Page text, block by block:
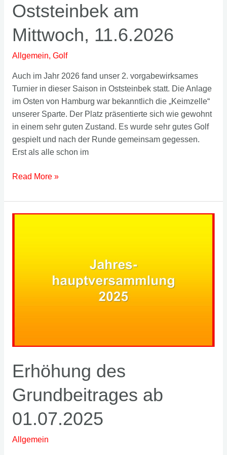
Oststeinbek am
Mittwoch, 11.6.2026
Allgemein, Golf
Auch im Jahr 2026 fand unser 2. vorgabewirksames
Turnier in dieser Saison in Oststeinbek statt. Die Anlage
im Osten von Hamburg war bekanntlich die „Keimzelle“
unserer Sparte. Der Platz präsentierte sich wie gewohnt
in einem sehr guten Zustand. Es wurde sehr gutes Golf
gespielt und nach der Runde gemeinsam gegessen.
Erst als alle schon im
9-
Turnier
Oststeinbek
Read More »
Erhöhung des
Grundbeitrages ab
01.07.2025
Allgemein